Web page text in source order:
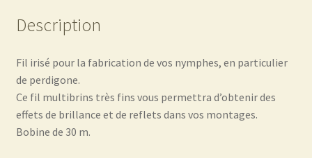
Description
Fil irisé pour la fabrication de vos nymphes, en particulier
de perdigone.
Ce fil multibrins très fins vous permettra d’obtenir des
effets de brillance et de reflets dans vos montages.
Bobine de 30 m.